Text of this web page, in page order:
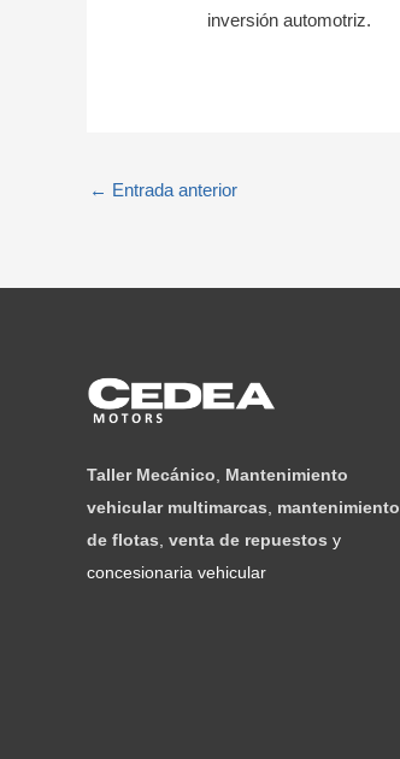
inversión automotriz.
← Entrada anterior
Taller Mecánico
Mantenimiento
vehicular multimarcas
mantenimiento
de flotas venta de repuestos y
concesionaria vehicular